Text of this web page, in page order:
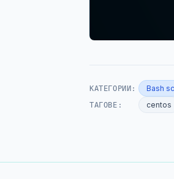
КАТЕГОРИИ: Bash
ТАГОВЕ: centos